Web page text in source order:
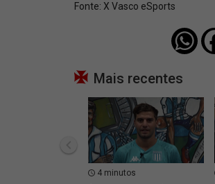
Fonte: X Vasco eSports
Mais recentes
4 minutos